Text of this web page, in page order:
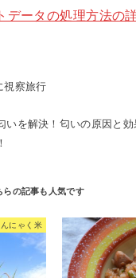
データの処理方法の
視察旅行
いを解決！匂いの原因と効
んにゃく米